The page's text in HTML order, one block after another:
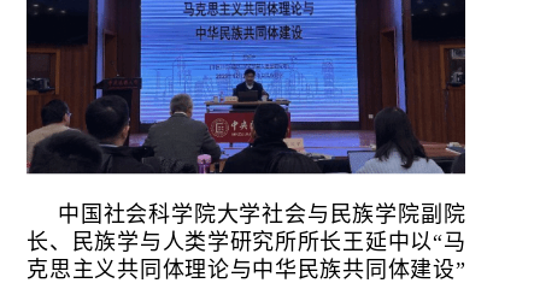
中国社会科学院大学社会与民族学院副院
长、民族学与人类学研究所所长王延中以“马
克思主义共同体理论与中华民族共同体建设”